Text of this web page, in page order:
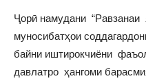
Ҷорӣ намудани “Равзанаи
муносибатҳои
байни иштирокчиёни
давлатро ҳангоми